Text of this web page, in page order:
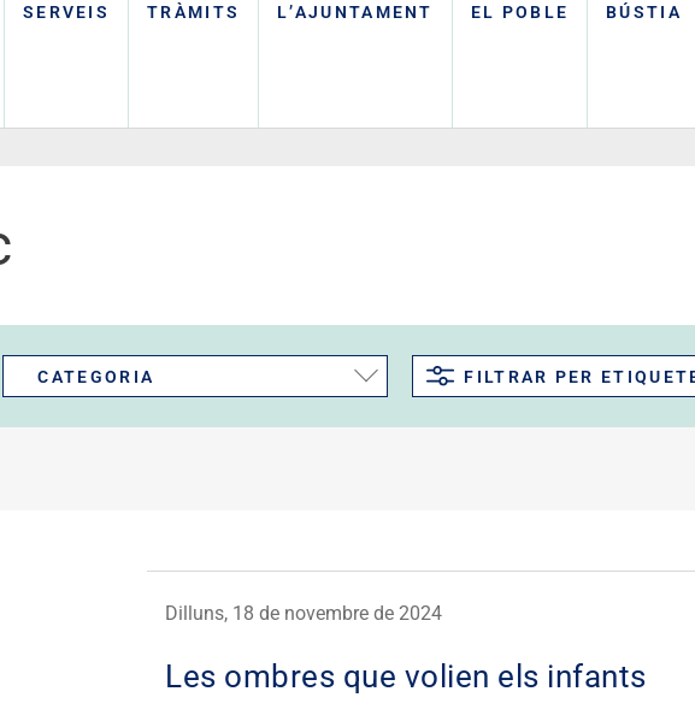
SERVEIS TRÀMITS L’AJUNTAMENT EL POBLE BÚSTIA
CATEGORIA FILTRAR PER
Dilluns, 18 de novembre de 2024
Les ombres que volien els infants